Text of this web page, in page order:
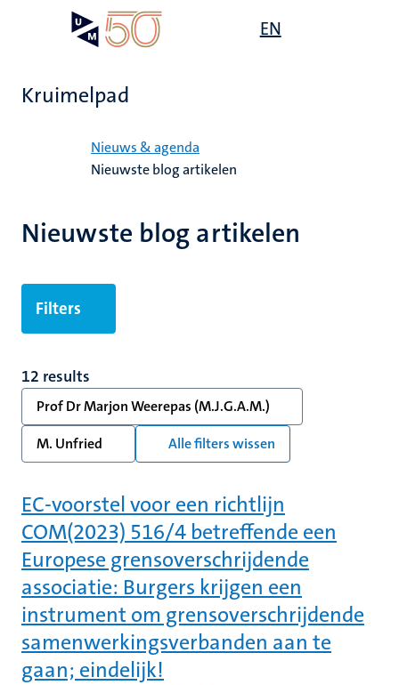
inhoud
EN
Kruimelpad
Nieuws & agenda
Nieuwste blog artikelen
Nieuwste blog artikelen
Filters
12 results
Prof Dr Marjon Weerepas (M.J.G.A.M.)
M. Unfried
Alle filters wissen
EC-voorstel voor een richtlijn
COM(2023) 516/4 betreffende een
Europese grensoverschrijdende
associatie: Burgers krijgen een
instrument om grensoverschrijdende
samenwerkingsverbanden aan te
gaan; eindelijk!